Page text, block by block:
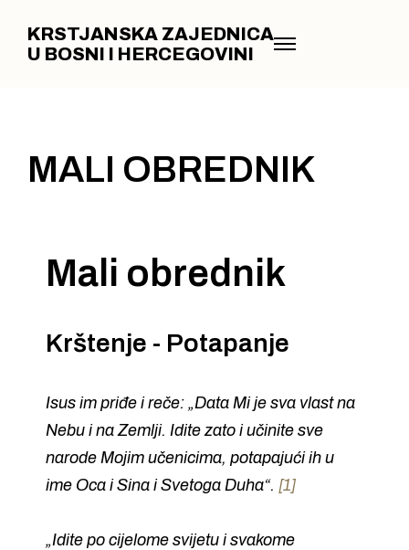
KRSTJANSKA ZAJEDNICA
U BOSNI I HERCEGOVINI
MALI OBREDNIK
Mali obrednik
Krštenje - Potapanje
Isus im priđe i reče: „Data Mi je sva vlast na
Nebu i na Zemlji. Idite zato i učinite sve
narode Mojim učenicima, potapajući ih u
ime Oca i Sina i Svetoga Duha“. [1]
„Idite po cijelome svijetu i svakome